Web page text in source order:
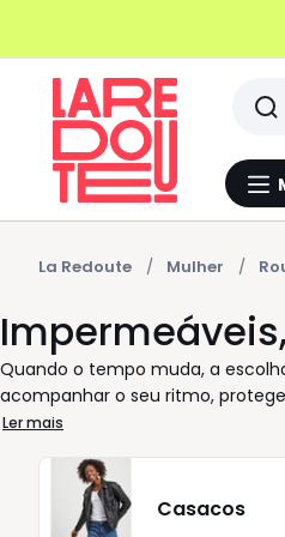
La Redoute Mulher
Quando o tempo muda, a
acompanhar o seu ritmo,
a dia, fáceis de combinar com
diferentes necessidades e
A variedade de cores permite
mais descontraídos. Na La
Ler mais
Casacos